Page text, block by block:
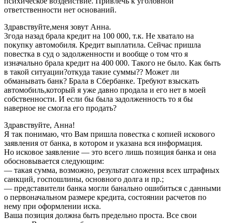
ответственности нет оснований.
Здравствуйте,меня зовут Анна.
3года назад брала кредит на 100 000, т.к. Не хватало на
покупку автомобиля. Кредит выплатила. Сейчас пришла
повестка в суд о задолженности и вообще о том что я
изначально брала кредит на 400 000. Такого не было. Как быть
в такой ситуации?откуда такие суммы?? Может ли
обманывать банк? Брала в Сбербанке. Требуют взыскать
автомобиль,который я уже давно продала и его нет в моей
собственности. И если бы была задолженность то я бы
наверное не смогла его продать?
Здравствуйте, Анна!
Я так понимаю, что Вам пришла повестка с копией искового
заявления от банка, в котором и указана вся информация.
Но исковое заявление — это всего лишь позиция банка и она
обосновывается следующим:
— такая сумма, возможно, результат сложения всех штрафных
санкций, госпошлины, основного долга и пр.;
— представители банка могли банально ошибиться с данными
о первоначальном размере кредита, состоянии расчетов по
нему при оформлении иска.
Ваша позиция должна быть предельно проста. Все свои